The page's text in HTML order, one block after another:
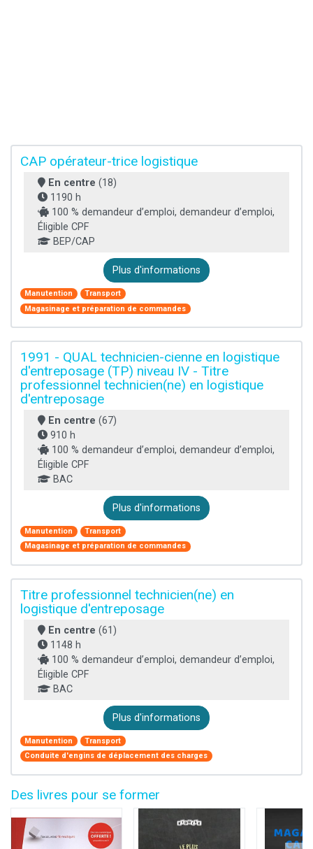
CAP opérateur-trice logistique
En centre (18)
1190 h
100 % demandeur d’emploi, demandeur d’emploi,
Éligible CPF
BEP/CAP
Plus d'informations
Manutention
Transport
Magasinage et préparation de commandes
1991 - QUAL technicien-cienne en logistique
d'entreposage (TP) niveau IV - Titre
professionnel technicien(ne) en logistique
d'entreposage
En centre (67)
910 h
100 % demandeur d’emploi, demandeur d’emploi,
Éligible CPF
BAC
Plus d'informations
Manutention
Transport
Magasinage et préparation de commandes
Titre professionnel technicien(ne) en
logistique d'entreposage
En centre (61)
1148 h
100 % demandeur d’emploi, demandeur d’emploi,
Éligible CPF
BAC
Plus d'informations
Manutention
Transport
Conduite d'engins de déplacement des charges
Des livres pour se former